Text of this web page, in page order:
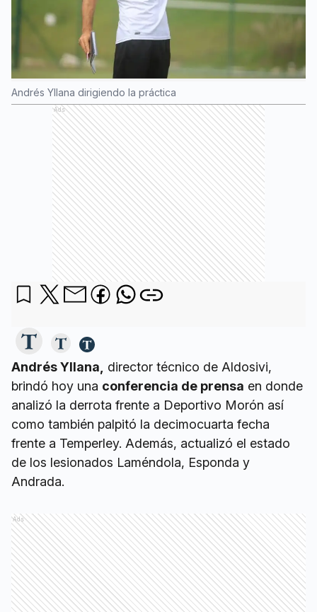
Andrés Yllana dirigiendo la práctica
Ads
Andrés Yllana,
director técnico de Aldosivi,
brindó hoy una conferencia de prensa en donde
analizó la derrota frente a Deportivo Morón así
como también palpitó la decimocuarta fecha
frente a Temperley. Además, actualizó el estado
de los lesionados Laméndola, Esponda y
Andrada.
Ads